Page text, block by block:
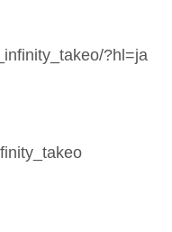
?hl=ja